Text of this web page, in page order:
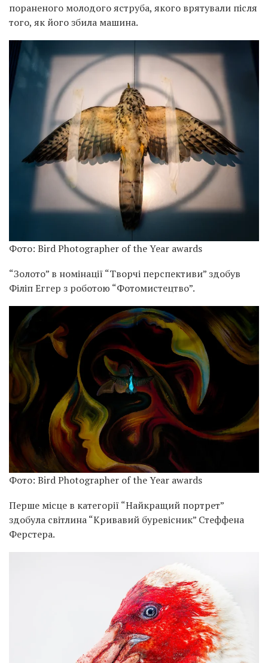
пораненого молодого яструба, якого врятували після
того, як його збила машина.
Фото: Bird Photographer of the Year awards
“Золото” в номінації “Творчі перспективи” здобув
Філіп Еггер з роботою “Фотомистецтво”.
Фото: Bird Photographer of the Year awards
Перше місце в категорії “Найкращий портрет”
здобула світлина “Кривавий буревісник” Стеффена
Ферстера.